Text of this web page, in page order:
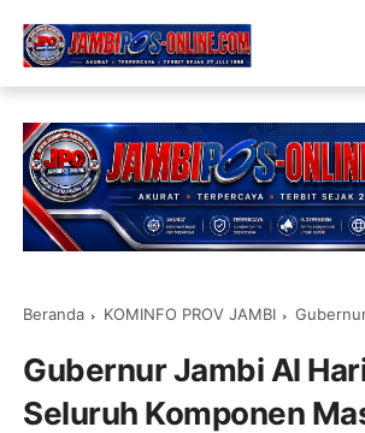
Beranda KOMINFO PROV JAMBI Gubernur Jambi Al Haris
Gubernur Jambi Al
Seluruh Komponen